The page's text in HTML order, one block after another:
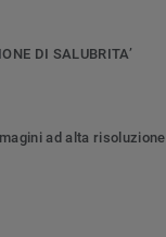
DI SALUBRITA’
ad alta risoluzione